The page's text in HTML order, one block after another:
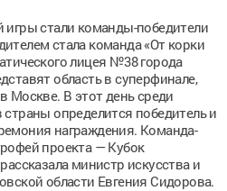
игры стали команды-победители
стала команда «От корки
лицея №38 города
область в суперфинале,
Москве. В этот день среди
определится победитель и
награждения. Команда-
проекта — Кубок
министр искусства и
области Евгения Сидорова.